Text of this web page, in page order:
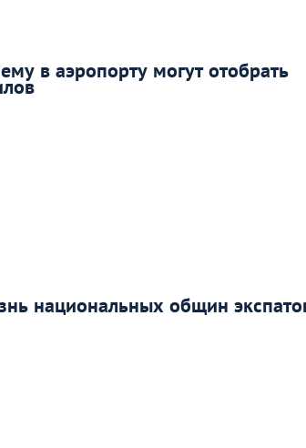
в аэропорту могут отобрать
национальных общин